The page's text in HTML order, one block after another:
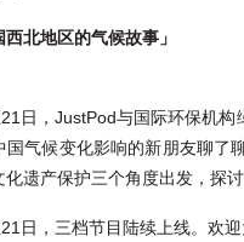
北地区的气候故事」
日，JustPod与国际环保机
国气候变化影响的新朋友聊
化遗产保护三个角度出发，探
日，三档节目陆续上线。欢迎